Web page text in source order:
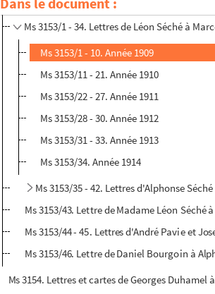
Ms 3153/1 - 34. Lettres de Léon Séché à
Ms 3153/1 - 10. Année 1909
Ms 3153/11 - 21. Année 1910
Ms 3153/22 - 27. Année 1911
Ms 3153/28 - 30. Année 1912
Ms 3153/31 - 33. Année 1913
Ms 3153/34. Année 1914
Ms 3153/35 - 42. Lettres d'Alphonse
Ms 3153/43. Lettre de Madame Léon Séché
Ms 3153/44 - 45. Lettres d'André Pavie et
Ms 3153/46. Lettre de Daniel Bourgoin à
Ms 3154. Lettres et cartes de Georges Duhamel